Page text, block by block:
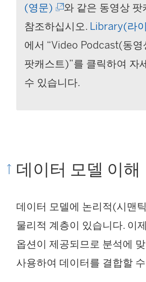
서
열
림
새
창
에
서
크
가
새
창
(영문) (
링
크
가
새
림
와 같은 동영상 팟
참조하십시오. Library(라
에서 “Video Podcast(동영
팟캐스트)”를 클릭하여 자
수 있습니다.
데이터 모델 이해
데이터 모델에 논리적(시맨
물리적 계층이 있습니다. 이
옵션이 제공되므로 분석에
사용하여 데이터를 결합할